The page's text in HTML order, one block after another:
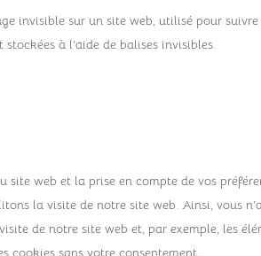
invisible sur un site web, utilisé pour suivre
à l’aide de balises invisibles.
web et la prise en compte de vos
la visite de notre site web. Ainsi, vous
de notre site web et, par exemple, les
cookies sans votre consentement.